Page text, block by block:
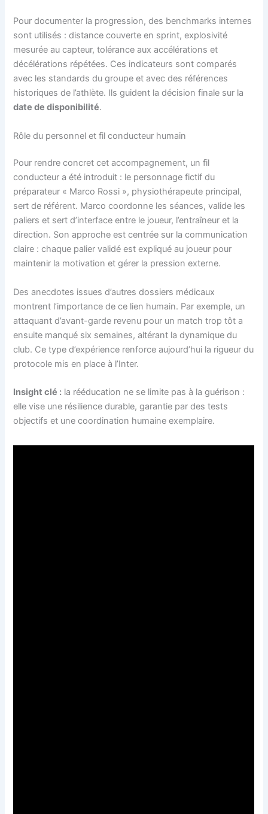
Pour documenter la progression, des benchmarks internes
sont utilisés : distance couverte en sprint, explosivité
mesurée au capteur, tolérance aux accélérations et
décélérations répétées. Ces indicateurs sont comparés
avec les standards du groupe et avec des références
historiques de l’athlète. Ils guident la décision finale sur la
date de disponibilité.
Rôle du personnel et fil conducteur humain
Pour rendre concret cet accompagnement, un fil
conducteur a été introduit : le personnage fictif du
préparateur « Marco Rossi », physiothérapeute principal,
sert de référent. Marco coordonne les séances, valide les
paliers et sert d’interface entre le joueur, l’entraîneur et la
direction. Son approche est centrée sur la communication
claire : chaque palier validé est expliqué au joueur pour
maintenir la motivation et gérer la pression externe.
Des anecdotes issues d’autres dossiers médicaux
montrent l’importance de ce lien humain. Par exemple, un
attaquant d’avant-garde revenu pour un match trop tôt a
ensuite manqué six semaines, altérant la dynamique du
club. Ce type d’expérience renforce aujourd’hui la rigueur du
protocole mis en place à l’Inter.
Insight clé : la rééducation ne se limite pas à la guérison :
elle vise une résilience durable, garantie par des tests
objectifs et une coordination humaine exemplaire.